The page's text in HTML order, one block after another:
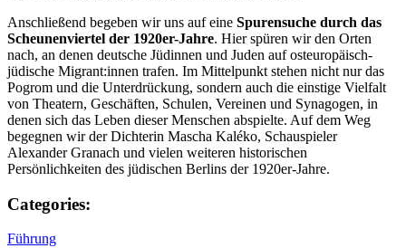
Anschließend begeben wir uns auf eine Spurensuche durch das
Scheunenviertel der 1920er-Jahre. Hier spüren wir den Orten
nach, an denen deutsche Jüdinnen und Juden auf osteuropäisch-
jüdische Migrant:innen trafen. Im Mittelpunkt stehen nicht nur das
Pogrom und die Unterdrückung, sondern auch die einstige Vielfalt
von Theatern, Geschäften, Schulen, Vereinen und Synagogen, in
denen sich das Leben dieser Menschen abspielte. Auf dem Weg
begegnen wir der Dichterin Mascha Kaléko, Schauspieler
Alexander Granach und vielen weiteren historischen
Persönlichkeiten des jüdischen Berlins der 1920er-Jahre.
Categories:
Führung